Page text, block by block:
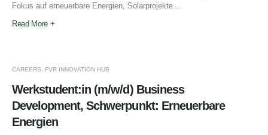
Fokus auf erneuerbare Energien, Solarprojekte...
Read More +
Werkstudent:in (m/w/d) Business
Development, Schwerpunkt: Erneuerbare
Energien
CAREERS FVR INNOVATION HUB